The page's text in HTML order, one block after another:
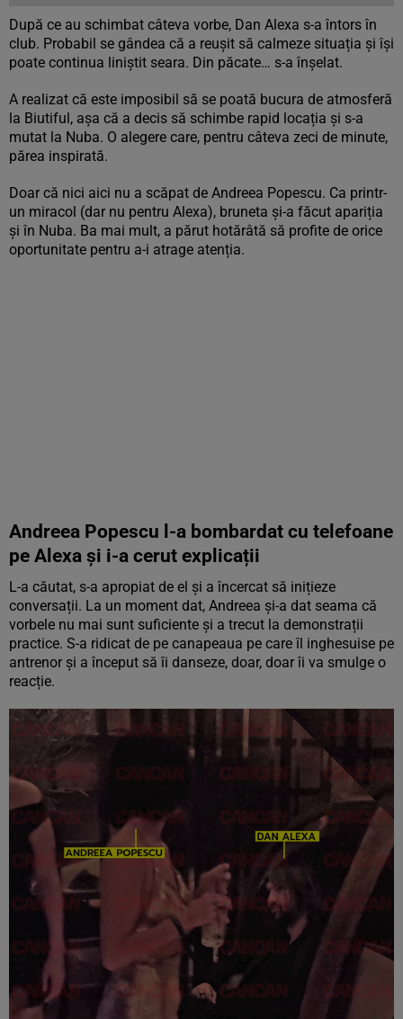
După ce au schimbat câteva vorbe, Dan Alexa s-a întors în
club. Probabil se gândea că a reușit să calmeze situația și își
poate continua liniștit seara. Din păcate… s-a înșelat.
A realizat că este imposibil să se poată bucura de atmosferă
la Biutiful, așa că a decis să schimbe rapid locația și s-a
mutat la Nuba. O alegere care, pentru câteva zeci de minute,
părea inspirată.
Doar că nici aici nu a scăpat de Andreea Popescu. Ca printr-
un miracol (dar nu pentru Alexa), bruneta și-a făcut apariția
și în Nuba. Ba mai mult, a părut hotărâtă să profite de orice
oportunitate pentru a-i atrage atenția.
Andreea Popescu l-a bombardat cu telefoane
pe Alexa și i-a cerut explicații
L-a căutat, s-a apropiat de el și a încercat să inițieze
conversații. La un moment dat, Andreea și-a dat seama că
vorbele nu mai sunt suficiente și a trecut la demonstrații
practice. S-a ridicat de pe canapeaua pe care îl inghesuise pe
antrenor și a început să îi danseze, doar, doar îi va smulge o
reacție.